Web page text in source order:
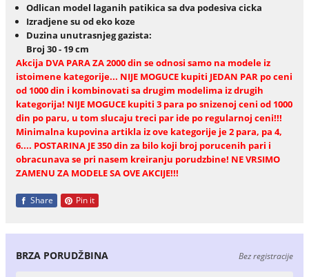
Odlican model laganih patikica sa dva podesiva cicka
Izradjene su od eko koze
Duzina unutrasnjeg gazista:
Broj 30 - 19 cm
Akcija DVA PARA ZA 2000 din se odnosi samo na modele iz
istoimene kategorije... NIJE MOGUCE kupiti JEDAN PAR po ceni
od 1000 din i kombinovati sa drugim modelima iz drugih
kategorija! NIJE MOGUCE kupiti 3 para po snizenoj ceni od 1000
din po paru, u tom slucaju treci par ide po regularnoj ceni!!!
Minimalna kupovina artikla iz ove kategorije je 2 para, pa 4,
6.... POSTARINA JE 350 din za bilo koji broj porucenih pari i
obracunava se pri nasem kreiranju porudzbine! NE VRSIMO
ZAMENU ZA MODELE SA OVE AKCIJE!!!
Share Pin it
BRZA PORUDŽBINA Bez registracije